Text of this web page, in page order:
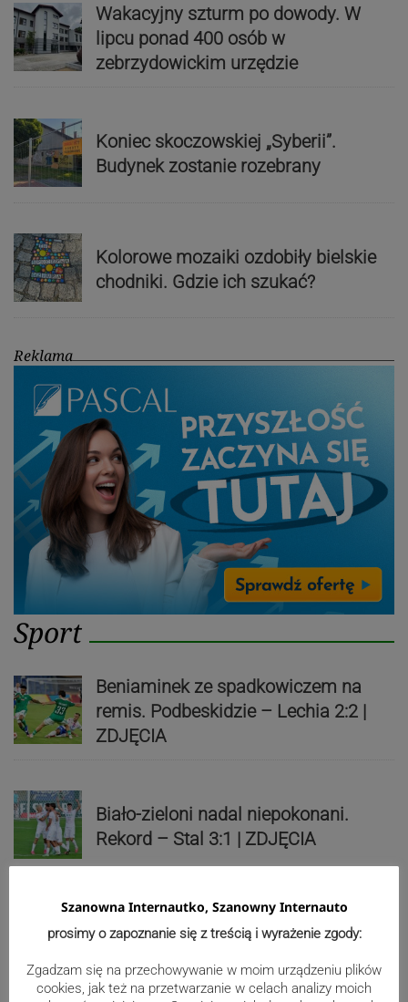
Wakacyjny szturm po dowody. W
lipcu ponad 400 osób w
zebrzydowickim urzędzie
Koniec skoczowskiej „Syberii”.
Budynek zostanie rozebrany
Kolorowe mozaiki ozdobiły bielskie
chodniki. Gdzie ich szukać?
Reklama
Sport
Beniaminek ze spadkowiczem na
remis. Podbeskidzie – Lechia 2:2 |
ZDJĘCIA
Biało-zieloni nadal niepokonani.
Rekord – Stal 3:1 | ZDJĘCIA
Mistrzowie świata z MCK Żywiec!
Szanowna Internautko, Szanowny Internauto
prosimy o zapoznanie się z treścią i wyrażenie zgody:
Zgadzam się na przechowywanie w moim urządzeniu plików
cookies, jak też na przetwarzanie w celach analizy moich